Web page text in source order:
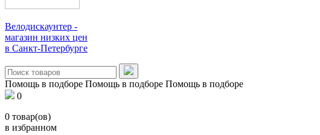
Велодискаунтер -
магазин низких цен
в Санкт-Петербурге
Помощь в подборе Помощь в подборе Помощь в подборе
0
0 товар(ов)
в избранном